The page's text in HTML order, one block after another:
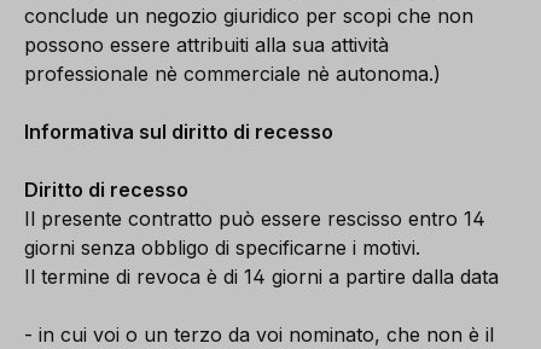
conclude un negozio giuridico per scopi che non
possono essere attribuiti alla sua attività
professionale nè commerciale nè autonoma.)
Informativa sul diritto di recesso
Diritto di recesso
Il presente contratto può essere rescisso entro 14
giorni senza obbligo di specificarne i motivi.
Il termine di revoca è di 14 giorni a partire dalla data
- in cui voi o un terzo da voi nominato, che non è il